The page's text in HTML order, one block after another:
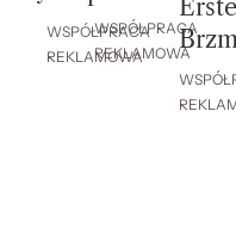
WSPÓŁPRACA
REKLAMOWA
WSPÓŁPRACA
REKLAMOWA